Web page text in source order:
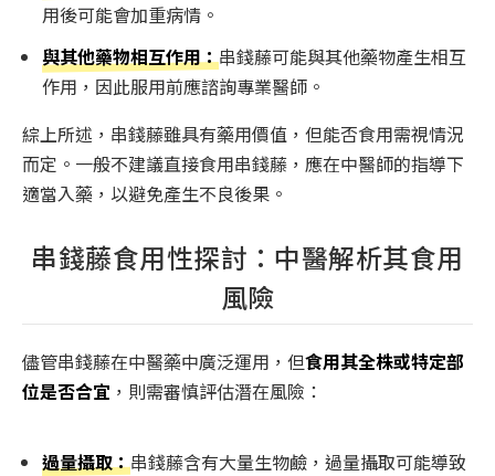
用後可能會加重病情。
與其他藥物相互作用：串錢藤可能與其他藥物產生相互
作用，因此服用前應諮詢專業醫師。
綜上所述，串錢藤雖具有藥用價值，但能否食用需視情況
而定。一般不建議直接食用串錢藤，應在中醫師的指導下
適當入藥，以避免產生不良後果。
串錢藤食用性探討：中醫解析其食用
風險
儘管串錢藤在中醫藥中廣泛運用，但食用其全株或特定部
位是否合宜 ，則需審慎評估潛在風險：
過量攝取：串錢藤含有大量生物鹼，過量攝取可能導致